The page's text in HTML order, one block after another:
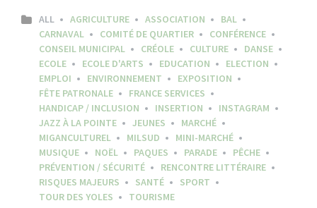
ALL AGRICULTURE ASSOCIATION
BAL
CARNAVAL
COMITÉ DE QUARTIER
CONFÉRENCE
CONSEIL MUNICIPAL
CRÉOLE CULTURE
DANSE
ECOLE
ECOLE D'ARTS EDUCATION
ELECTION
EMPLOI
ENVIRONNEMENT
EXPOSITION
FÊTE PATRONALE
FRANCE SERVICES
HANDICAP / INCLUSION
INSERTION
INSTAGRAM
JAZZ À LA POINTE
JEUNES
MARCHÉ
MIGANCULTUREL
MILSUD
MINI-MARCHÉ
MUSIQUE
NOËL PAQUES PARADE
PÊCHE
PRÉVENTION / SÉCURITÉ
RENCONTRE LITTÉRAIRE
RISQUES MAJEURS
SANTÉ
SPORT
TOUR DES YOLES
TOURISME